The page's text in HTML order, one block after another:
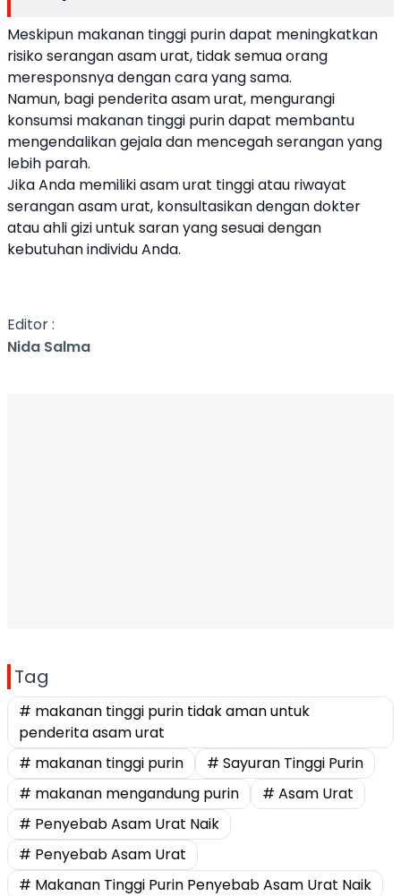
Meskipun makanan tinggi purin dapat meningkatkan
risiko serangan asam urat, tidak semua orang
meresponsnya dengan cara yang sama.
Namun, bagi penderita asam urat, mengurangi
konsumsi makanan tinggi purin dapat membantu
mengendalikan gejala dan mencegah serangan yang
lebih parah.
Jika Anda memiliki asam urat tinggi atau riwayat
serangan asam urat, konsultasikan dengan dokter
atau ahli gizi untuk saran yang sesuai dengan
kebutuhan individu Anda.
Editor :
Nida Salma
Tag
# makanan tinggi purin tidak aman untuk
penderita asam urat
# makanan tinggi purin
# Sayuran Tinggi Purin
# makanan mengandung purin
# Asam Urat
# Penyebab Asam Urat Naik
# Penyebab Asam Urat
# Makanan Tinggi Purin Penyebab Asam Urat Naik